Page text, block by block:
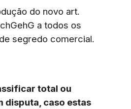
do novo art.
a todos os
segredo comercial.
total ou
disputa, caso estas